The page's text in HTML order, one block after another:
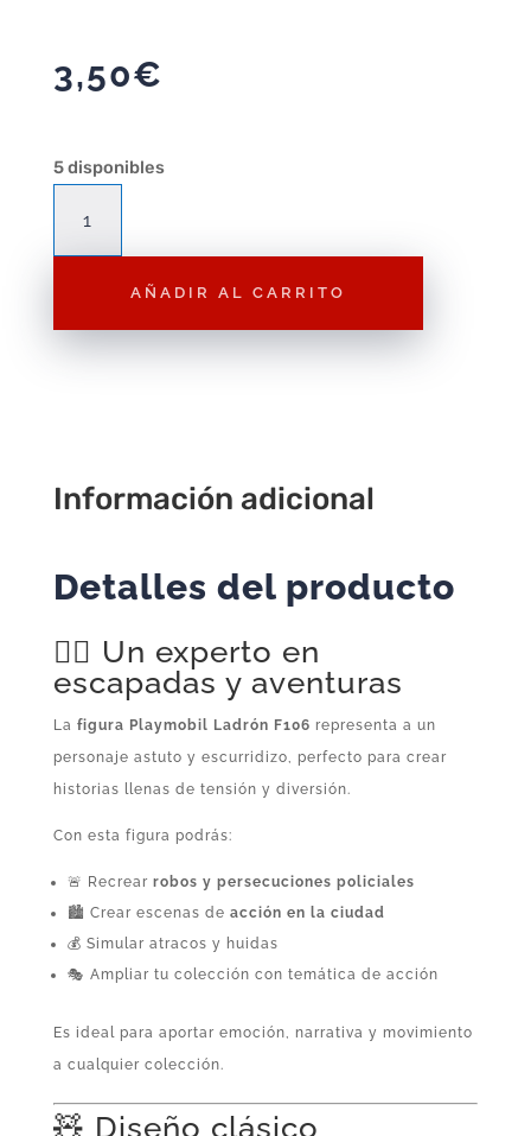
3,50€
5 disponibles
Playmobil
Ladrón
AÑADIR AL CARRITO
Información adicional
Detalles del producto
🕵️‍♂️ Un experto en
escapadas y aventuras
La figura Playmobil Ladrón F106 representa a un
personaje astuto y escurridizo, perfecto para crear
historias llenas de tensión y diversión.
Con esta figura podrás:
🚨 Recrear robos y persecuciones policiales
🏙️ Crear escenas de acción en la ciudad
💰 Simular atracos y huidas
🎭 Ampliar tu colección con temática de acción
Es ideal para aportar emoción, narrativa y movimiento
a cualquier colección.
🧸 Diseño clásico